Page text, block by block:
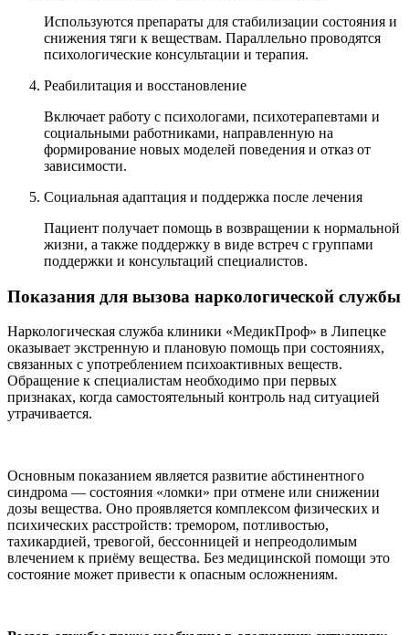
Используются препараты для стабилизации состояния и
снижения тяги к веществам. Параллельно проводятся
психологические консультации и терапия.
Реабилитация и восстановление
Включает работу с психологами, психотерапевтами и
социальными работниками, направленную на
формирование новых моделей поведения и отказ от
зависимости.
Социальная адаптация и поддержка после лечения
Пациент получает помощь в возвращении к нормальной
жизни, а также поддержку в виде встреч с группами
поддержки и консультаций специалистов.
Показания для вызова наркологической службы
Наркологическая служба клиники «МедикПроф» в Липецке
оказывает экстренную и плановую помощь при состояниях,
связанных с употреблением психоактивных веществ.
Обращение к специалистам необходимо при первых
признаках, когда самостоятельный контроль над ситуацией
утрачивается.
Основным показанием является развитие абстинентного
синдрома — состояния «ломки» при отмене или снижении
дозы вещества. Оно проявляется комплексом физических и
психических расстройств: тремором, потливостью,
тахикардией, тревогой, бессонницей и непреодолимым
влечением к приёму вещества. Без медицинской помощи это
состояние может привести к опасным осложнениям.